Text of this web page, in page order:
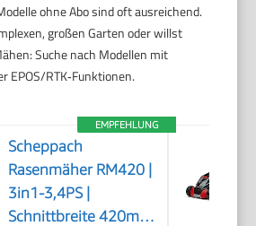
ohne Abo sind oft ausreichend.
großen Garten oder willst
Suche nach Modellen mit
EPOS/RTK‑Funktionen.
EMPFEHLUNG
Scheppach
Rasenmäher RM420 |
3in1-3,4PS |
Schnittbreite 420mm